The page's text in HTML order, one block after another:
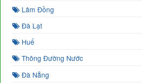
Lâm Đồng
Đà Lạt
Huế
Thông Đường Nước
Đà Nẵng